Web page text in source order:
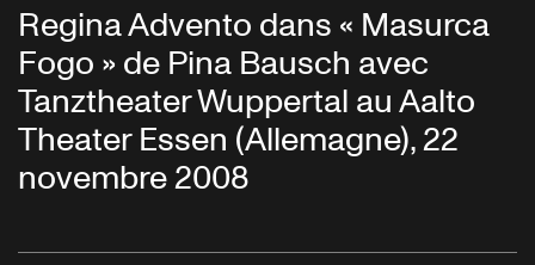
Regina Advento dans « Masurca
Fogo » de Pina Bausch avec
Tanztheater Wuppertal au Aalto
Theater Essen (Allemagne), 22
novembre 2008